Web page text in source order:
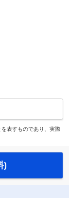
表すものであり、実際
)